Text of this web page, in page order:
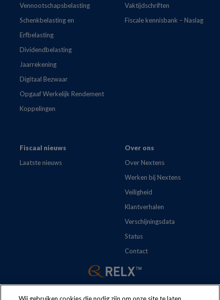
Vennootschapsbelasting
Schenkbelasting en
Erfbelasting
Dividendbelasting
Jaarrekening
Digitaal Bezwaar
Opgaaf Werkelijk Rendement
Koppelingen
Vaktijdschriften
Fiscale kennisbank – Naslag
Fiscaal nieuws
Laatste nieuws
Over ons
Over Nextens
Werken bij Nextens
Veiligheid
Klantverhalen
Verschijningsdata
Status
Contact